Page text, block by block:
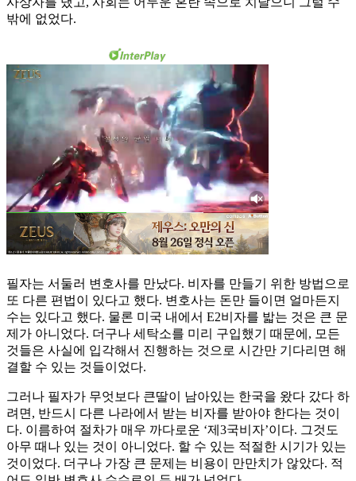
밖에 없었다.
필자는 서둘러 변호사를 만났다. 비자를 만들기 위한 방법으로
또 다른 편법이 있다고 했다. 변호사는 돈만 들이면 얼마든지
수는 있다고 했다. 물론 미국 내에서 E2비자를 밟는 것은 큰 문
제가 아니었다. 더구나 세탁소를 미리 구입했기 때문에, 모든
것들은 사실에 입각해서 진행하는 것으로 시간만 기다리면 해
결할 수 있는 것들이었다.
그러나 필자가 무엇보다 큰딸이 남아있는 한국을 왔다 갔다 하
려면, 반드시 다른 나라에서 받는 비자를 받아야 한다는 것이
다. 이름하여 절차가 매우 까다로운 ‘제3국비자’이다. 그것도
아무 때나 있는 것이 아니었다. 할 수 있는 적절한 시기가 있는
것이었다. 더구나 가장 큰 문제는 비용이 만만치가 않았다. 적